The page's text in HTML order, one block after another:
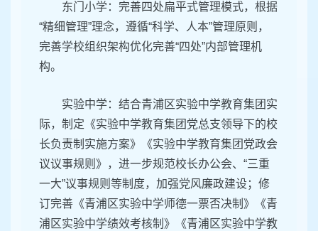
东门小学：完善四处扁平式管理模式，根据
“精细管理”理念，遵循“科学、人本”管理原则，
完善学校组织架构优化完善“四处”内部管理机
构。
实验中学：结合青浦区实验中学教育集团实
际，制定《实验中学教育集团党总支领导下的校
长负责制实施方案》《实验中学教育集团党政会
议议事规则》，进一步规范校长办公会、“三重
一大”议事规则等制度，加强党风廉政建设；修
订完善《青浦区实验中学师德一票否决制》《青
浦区实验中学绩效考核制》《青浦区实验中学教